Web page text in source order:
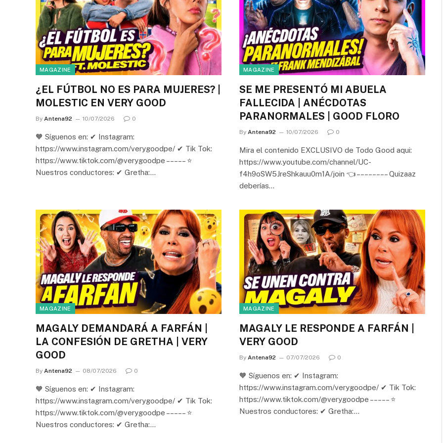
MAGAZINE
¿EL FÚTBOL NO ES PARA MUJERES? |
MOLESTIC EN VERY GOOD
By Antena92 10/07/2026 0
🧡 Síguenos en: ✔ Instagram:
https://www.instagram.com/verygoodpe/ ✔ Tik Tok:
https://www.tiktok.com/@verygoodpe – – – – – ⭐
Nuestros conductores: ✔ Gretha:…
MAGAZINE
SE ME PRESENTÓ MI ABUELA
FALLECIDA | ANÉCDOTAS
PARANORMALES | GOOD FLORO
By Antena92 10/07/2026 0
Mira el contenido EXCLUSIVO de Todo Good aqui:
https://www.youtube.com/channel/UC-
f4h9oSW5JreShkauu0m1A/join 👈 – – – – – – – – Quizaaz
deberías…
MAGAZINE
MAGALY DEMANDARÁ A FARFÁN |
LA CONFESIÓN DE GRETHA | VERY
GOOD
By Antena92 08/07/2026 0
🧡 Síguenos en: ✔ Instagram:
https://www.instagram.com/verygoodpe/ ✔ Tik Tok:
https://www.tiktok.com/@verygoodpe – – – – – ⭐
Nuestros conductores: ✔ Gretha:…
MAGAZINE
MAGALY LE RESPONDE A FARFÁN |
VERY GOOD
By Antena92 07/07/2026 0
🧡 Síguenos en: ✔ Instagram:
https://www.instagram.com/verygoodpe/ ✔ Tik Tok:
https://www.tiktok.com/@verygoodpe – – – – – ⭐
Nuestros conductores: ✔ Gretha:…